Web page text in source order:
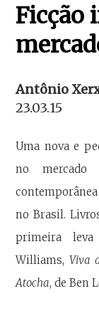
Ficção
Antônio
23.03.15
Uma nova e
no mercado
no Brasil.
primeira
Williams,Viva
Atocha, de Ben